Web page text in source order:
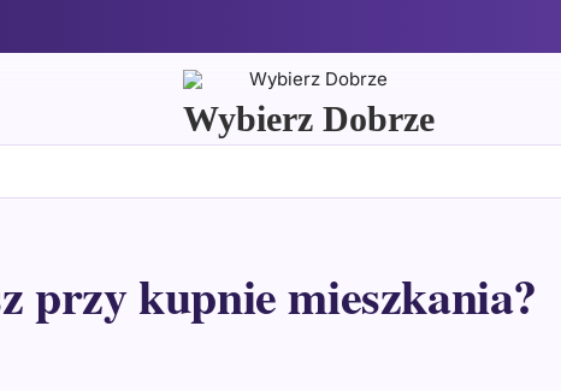
Wybierz Dobrze
przy kupnie mieszkania?